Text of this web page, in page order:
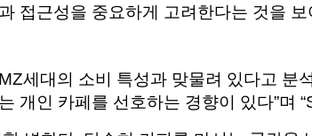
접근성을 중요하게 고려한다는 것을 보
세대의 소비 특성과 맞물려 있다고
개인 카페를 선호하는 경향이 있다”며